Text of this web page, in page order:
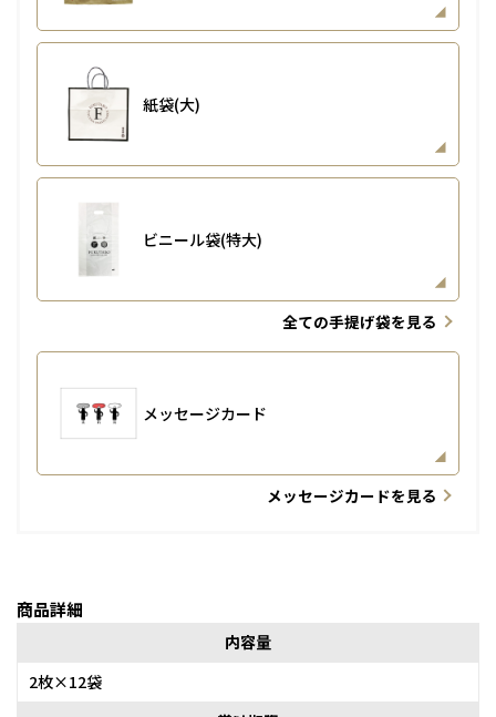
紙袋(大)
ビニール袋(特大)
全ての手提げ袋を見る
メッセージカード
メッセージカードを見る
商品詳細
内容量
2枚×12袋